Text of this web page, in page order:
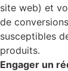
site web) et
de
susceptibles
produits.
Engager un